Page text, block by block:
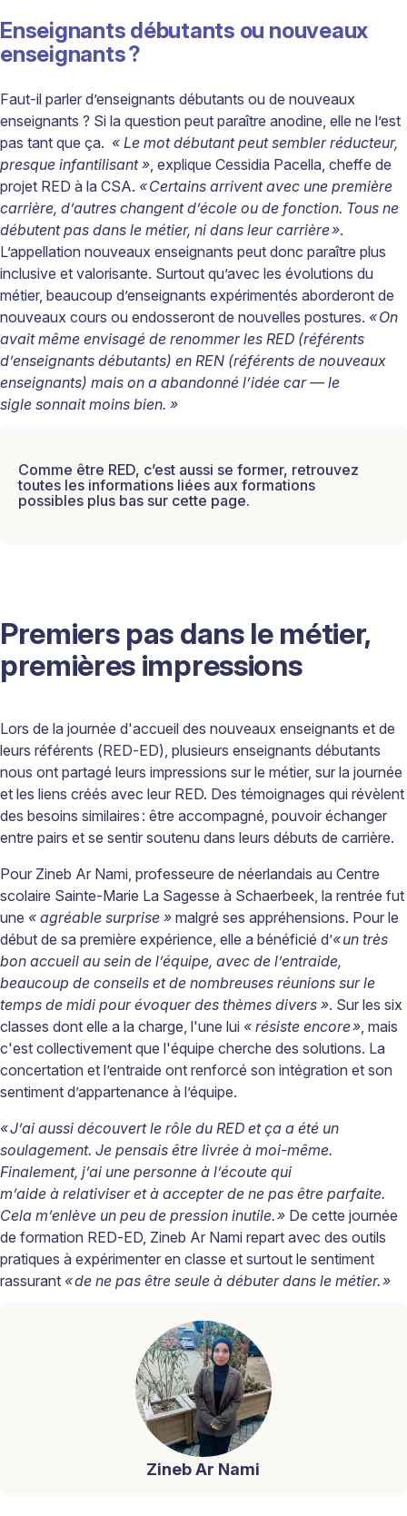
Enseignants débutants ou nouveaux
enseignants ?
Faut-il parler d’enseignants débutants ou de nouveaux
enseignants ? Si la question peut paraître anodine, elle ne l’est
pas tant que ça. « Le mot débutant peut sembler réducteur,
presque infantilisant », explique Cessidia Pacella, cheffe de
projet RED à la CSA. « Certains arrivent avec une première
carrière, d’autres changent d’école ou de fonction. Tous ne
débutent pas dans le métier, ni dans leur carrière».
L’appellation nouveaux enseignants peut donc paraître plus
inclusive et valorisante. Surtout qu’avec les évolutions du
métier, beaucoup d’enseignants expérimentés aborderont de
nouveaux cours ou endosseront de nouvelles postures. «On
avait même envisagé de renommer les RED (référents
d’enseignants débutants) en REN (référents de nouveaux
enseignants) mais on a abandonné l’idée car — le
sigle sonnait moins bien. »
Comme être RED, c’est aussi se former, retrouvez
toutes les informations liées aux formations
possibles plus bas sur cette page.
Premiers pas dans le métier,
premières impressions
Lors de la journée d'accueil des nouveaux enseignants et de
leurs référents (RED-ED), plusieurs enseignants débutants
nous ont partagé leurs impressions sur le métier, sur la journée
et les liens créés avec leur RED. Des témoignages qui révèlent
des besoins similaires : être accompagné, pouvoir échanger
entre pairs et se sentir soutenu dans leurs débuts de carrière.
Pour Zineb Ar Nami, professeure de néerlandais au Centre
scolaire Sainte-Marie La Sagesse à Schaerbeek, la rentrée fut
une « agréable surprise » malgré ses appréhensions. Pour le
début de sa première expérience, elle a bénéficié d’«un très
bon accueil au sein de l’équipe, avec de l’entraide,
beaucoup de conseils et de nombreuses réunions sur le
temps de midi pour évoquer des thèmes divers ». Sur les six
classes dont elle a la charge, l'une lui « résiste encore », mais
c'est collectivement que l'équipe cherche des solutions. La
concertation et l’entraide ont renforcé son intégration et son
sentiment d’appartenance à l’équipe.
«J’ai aussi découvert le rôle du RED et ça a été un
soulagement. Je pensais être livrée à moi-même.
Finalement, j’ai une personne à l’écoute qui
m’aide à relativiser et à accepter de ne pas être parfaite.
Cela m’enlève un peu de pression inutile.» De cette journée
de formation RED-ED, Zineb Ar Nami repart avec des outils
pratiques à expérimenter en classe et surtout le sentiment
rassurant «de ne pas être seule à débuter dans le métier.»
Zineb Ar Nami